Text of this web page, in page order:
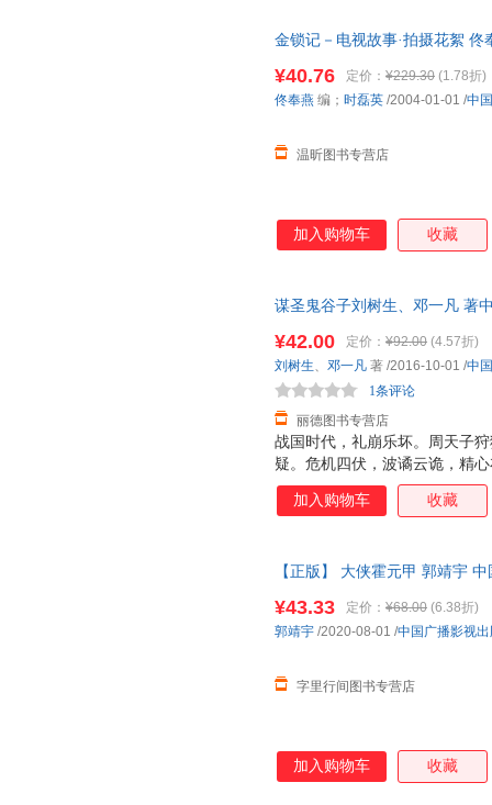
金锁记－电视故事·拍摄花絮
¥40.76 定价： ¥229.30 (1.78折)
温昕图书专营店
佟奉燕 编； 时磊英 /2004-01-01 /中
加入购物车 收藏
谋圣鬼谷子刘树生、邓一凡 著
战国时代，礼崩乐坏。周天子
疑。危机四伏，波谲云诡，精
起，大时代中，秉承理想与信
与门生孙膑、庞涓、苏秦、张
顶王座一统中华的博弈之路。
为天下棋局中激烈搏杀的棋子
子，执手黑白，推动棋局，展
¥42.00 定价： ¥92.00 (4.57折)
丽德图书专营店
1条评论
刘树生、 邓一凡 著 /2016-10-01 /中
加入购物车 收藏
【正版】 大侠霍元甲 郭靖宇
¥43.33 定价： ¥68.00 (6.38折)
字里行间图书专营店
郭靖宇 /2020-08-01 /中国广播影视
加入购物车 收藏